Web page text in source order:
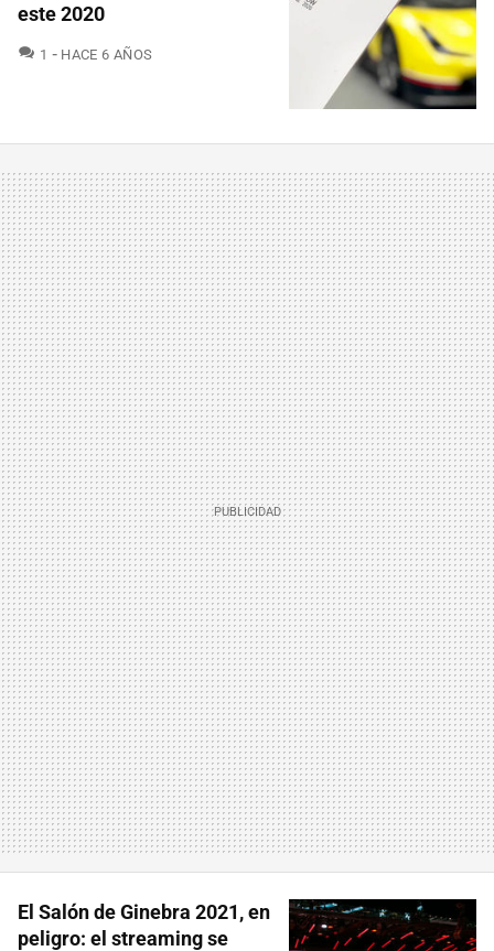
este 2020
1 COMENTARIOS
HACE 6 AÑOS
El Salón de Ginebra 2021, en
peligro: el streaming se